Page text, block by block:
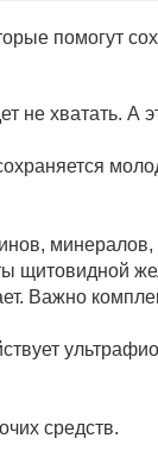
помогут
не хватать. А
минералов,
щитовидной
Важно
средств.